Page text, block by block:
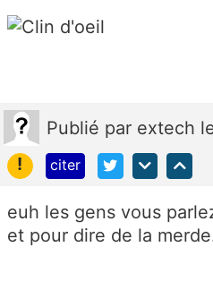
Publié par extech
!
citer
euh les gens vous
et pour dire de la